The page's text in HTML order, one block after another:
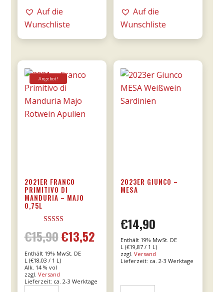
DOCG
0,75l
Menge
Auf die
Wunschliste
RISERVA
0,75l
Menge
Auf die
Wunschliste
Angebot!
2021ER FRANCO
PRIMITIVO DI
MANDURIA – MAJO
0,75L
5.00
von 5
€15,90 Ursprünglicher
Preis
war:
€13,52Aktueller
ist:
Enthält 19% MwSt. DE
L (€18,03 / 1 L)
Alk. 14 % vol
zzgl. Versand
Lieferzeit: ca. 2-3 Werktage
2023ER GIUNCO –
MESA
€14,90
Enthält 19% MwSt. DE
L (€19,87 / 1 L)
zzgl.Versand
Lieferzeit: ca. 2-3 Werktage